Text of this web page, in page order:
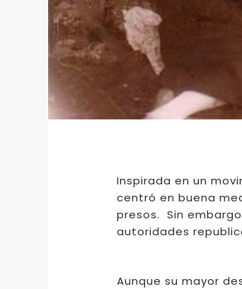
Inspirada en un
centró en buena
presos. Sin
autoridades
Aunque su mayor